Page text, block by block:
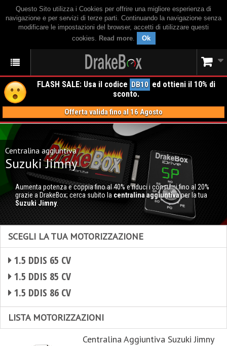
Questo Sito utilizza i Cookies per offrire una migliore esperienza di
navigazione e per servizi di terze parti. Continuando la navigazione senza
modificare le impostazioni del browser, accetti di utilizzare questi
cookies. Read more. Ok
FLASH SALE: Usa il codice DB10 ed ottieni il 10% di
sconto.
Offerta valida fino al 16 Agosto
Centralina aggiuntiva
Suzuki Jimny
Aumenta potenza e coppia fino al 40% e riduci i consumi fino al 20%
grazie a DrakeBox; cerca subito la centralina aggiuntivaper la tua
Suzuki Jimny.
SCEGLI LA TUA MOTORIZZAZIONE
1.5 DDIS 65 CV
1.5 DDIS 85 CV
1.5 DDIS 86 CV
LISTA MOTORIZZAZIONI
Centralina Aggiuntiva Suzuki Jimny